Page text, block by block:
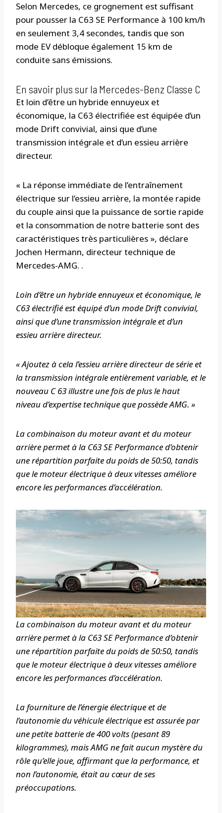
Selon Mercedes, ce grognement est suffisant
pour pousser la C63 SE Performance à 100 km/h
en seulement 3,4 secondes, tandis que son
mode EV débloque également 15 km de
conduite sans émissions.
En savoir plus sur la Mercedes-Benz Classe C
Et loin d’être un hybride ennuyeux et
économique, la C63 électrifiée est équipée d’un
mode Drift convivial, ainsi que d’une
transmission intégrale et d’un essieu arrière
directeur.
« La réponse immédiate de l’entraînement
électrique sur l’essieu arrière, la montée rapide
du couple ainsi que la puissance de sortie rapide
et la consommation de notre batterie sont des
caractéristiques très particulières », déclare
Jochen Hermann, directeur technique de
Mercedes-AMG. .
Loin d’être un hybride ennuyeux et économique, le
C63 électrifié est équipé d’un mode Drift convivial,
ainsi que d’une transmission intégrale et d’un
essieu arrière directeur.
« Ajoutez à cela l’essieu arrière directeur de série et
la transmission intégrale entièrement variable, et le
nouveau C 63 illustre une fois de plus le haut
niveau d’expertise technique que possède AMG. »
La combinaison du moteur avant et du moteur
arrière permet à la C63 SE Performance d’obtenir
une répartition parfaite du poids de 50:50, tandis
que le moteur électrique à deux vitesses améliore
encore les performances d’accélération.
La combinaison du moteur avant et du moteur
arrière permet à la C63 SE Performance d’obtenir
une répartition parfaite du poids de 50:50, tandis
que le moteur électrique à deux vitesses améliore
encore les performances d’accélération.
La fourniture de l’énergie électrique et de
l’autonomie du véhicule électrique est assurée par
une petite batterie de 400 volts (pesant 89
kilogrammes), mais AMG ne fait aucun mystère du
rôle qu’elle joue, affirmant que la performance, et
non l’autonomie, était au cœur de ses
préoccupations.